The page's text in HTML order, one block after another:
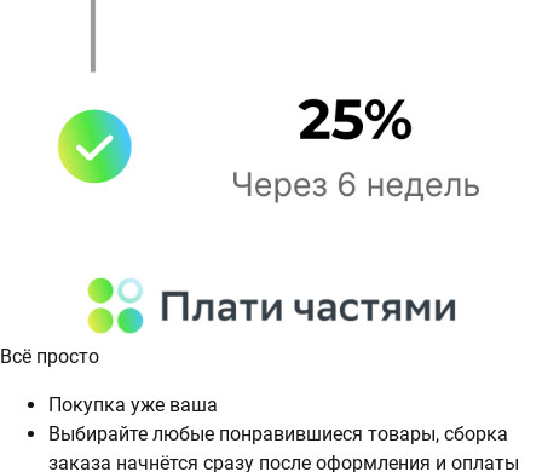
Всё просто
Покупка уже ваша
Выбирайте любые понравившиеся товары, сборка
заказа начнётся сразу после оформления и оплаты